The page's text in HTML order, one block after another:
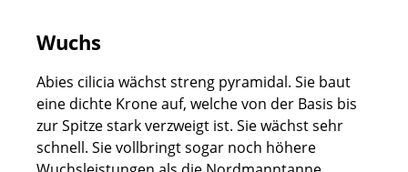
Wuchs
Abies cilicia wächst streng pyramidal. Sie baut
eine dichte Krone auf, welche von der Basis bis
zur Spitze stark verzweigt ist. Sie wächst sehr
schnell. Sie vollbringt sogar noch höhere